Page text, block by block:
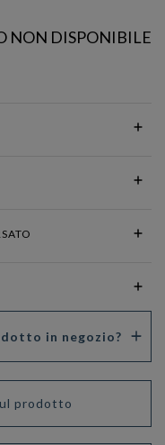
NON DISPONIBILE
in negozio?
prodotto